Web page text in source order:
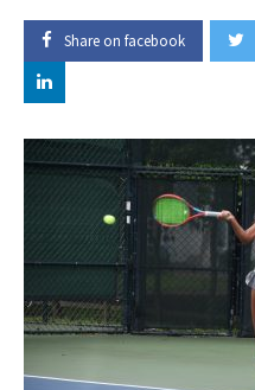
Share on facebook